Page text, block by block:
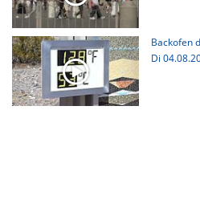
Backofen
Di